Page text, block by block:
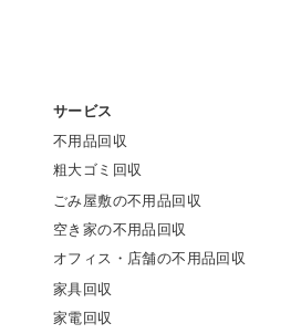
サービス
不用品回収
粗大ゴミ回収
ごみ屋敷の不用品回収
空き家の不用品回収
オフィス・店舗の不用品回収
家具回収
家電回収